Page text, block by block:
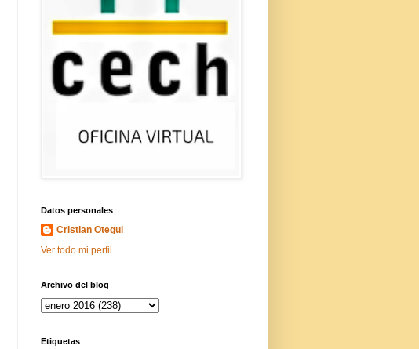
Datos personales
Cristian Otegui
Ver todo mi perfil
Archivo del blog
Etiquetas